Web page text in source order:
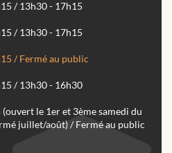
/ 13h30 - 17h15
/ 13h30 - 17h15
/ Fermé au public
/ 13h30 - 16h30
(ouvert le 1er et 3ème samedi du
juillet/août) / Fermé au public